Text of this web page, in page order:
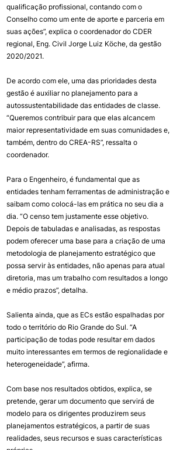
qualificação profissional, contando com o
Conselho como um ente de aporte e parceria em
suas ações”, explica o coordenador do CDER
regional, Eng. Civil Jorge Luiz Köche, da gestão
2020/2021.
De acordo com ele, uma das prioridades desta
gestão é auxiliar no planejamento para a
autossustentabilidade das entidades de classe.
“Queremos contribuir para que elas alcancem
maior representatividade em suas comunidades e,
também, dentro do CREA-RS”, ressalta o
coordenador.
Para o Engenheiro, é fundamental que as
entidades tenham ferramentas de administração e
saibam como colocá-las em prática no seu dia a
dia. “O censo tem justamente esse objetivo.
Depois de tabuladas e analisadas, as respostas
podem oferecer uma base para a criação de uma
metodologia de planejamento estratégico que
possa servir às entidades, não apenas para atual
diretoria, mas um trabalho com resultados a longo
e médio prazos”, detalha.
Salienta ainda, que as ECs estão espalhadas por
todo o território do Rio Grande do Sul. “A
participação de todas pode resultar em dados
muito interessantes em termos de regionalidade e
heterogeneidade”, afirma.
Com base nos resultados obtidos, explica, se
pretende, gerar um documento que servirá de
modelo para os dirigentes produzirem seus
planejamentos estratégicos, a partir de suas
realidades, seus recursos e suas características